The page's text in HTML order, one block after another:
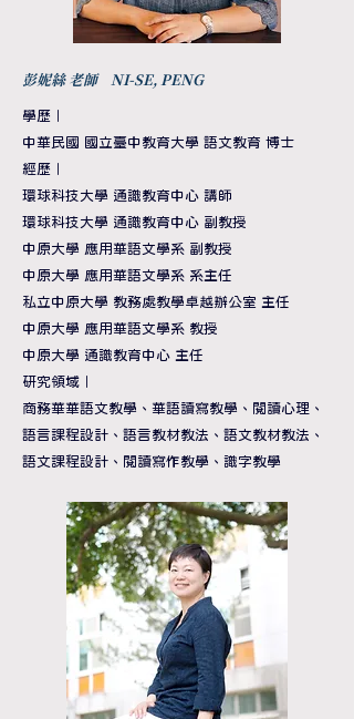
彭妮絲 老師 NI-SE, PENG
學歷｜
中華民國 國立臺中教育大學 語文教育 博士
經歷 ｜
環球科技大學 通識教育中心 講師
環球科技大學 通識教育中心 副教授
中原大學 應用華語文學系 副教授
中原大學 應用華語文學系 系主任
私立中原大學 教務處教學卓越辦公室 主任
中原大學 應用華語文學系 教授
中原大學 通識教育中心 主任
研究領域 ｜
商務華華語文教學 、 華語讀寫教學、閱讀心理、
語言課程設計、語言教材教法 、 語文教材教法 、
語文課程設計 、 閱讀寫作教學 、 識字教學